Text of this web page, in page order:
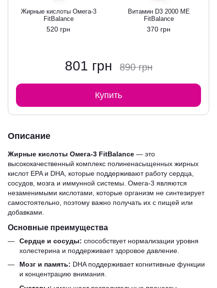
Жирные кислоты Омега-3
FitBalance
520 грн
Витамин D3 2000 МЕ
FitBalance
370 грн
801 грн 890 грн
Купить
Описание
Жирные кислоты Омега-3 FitBalance — это
высококачественный комплекс полиненасыщенных жирных
кислот EPA и DHA, которые поддерживают работу сердца,
сосудов, мозга и иммунной системы. Омега-3 являются
незаменимыми кислотами, которые организм не синтезирует
самостоятельно, поэтому важно получать их с пищей или
добавками.
Основные преимущества
Сердце и сосуды: способствует нормализации уровня
холестерина и поддерживает здоровое давление.
Мозг и память: DHA поддерживает когнитивные функции
и концентрацию внимания.